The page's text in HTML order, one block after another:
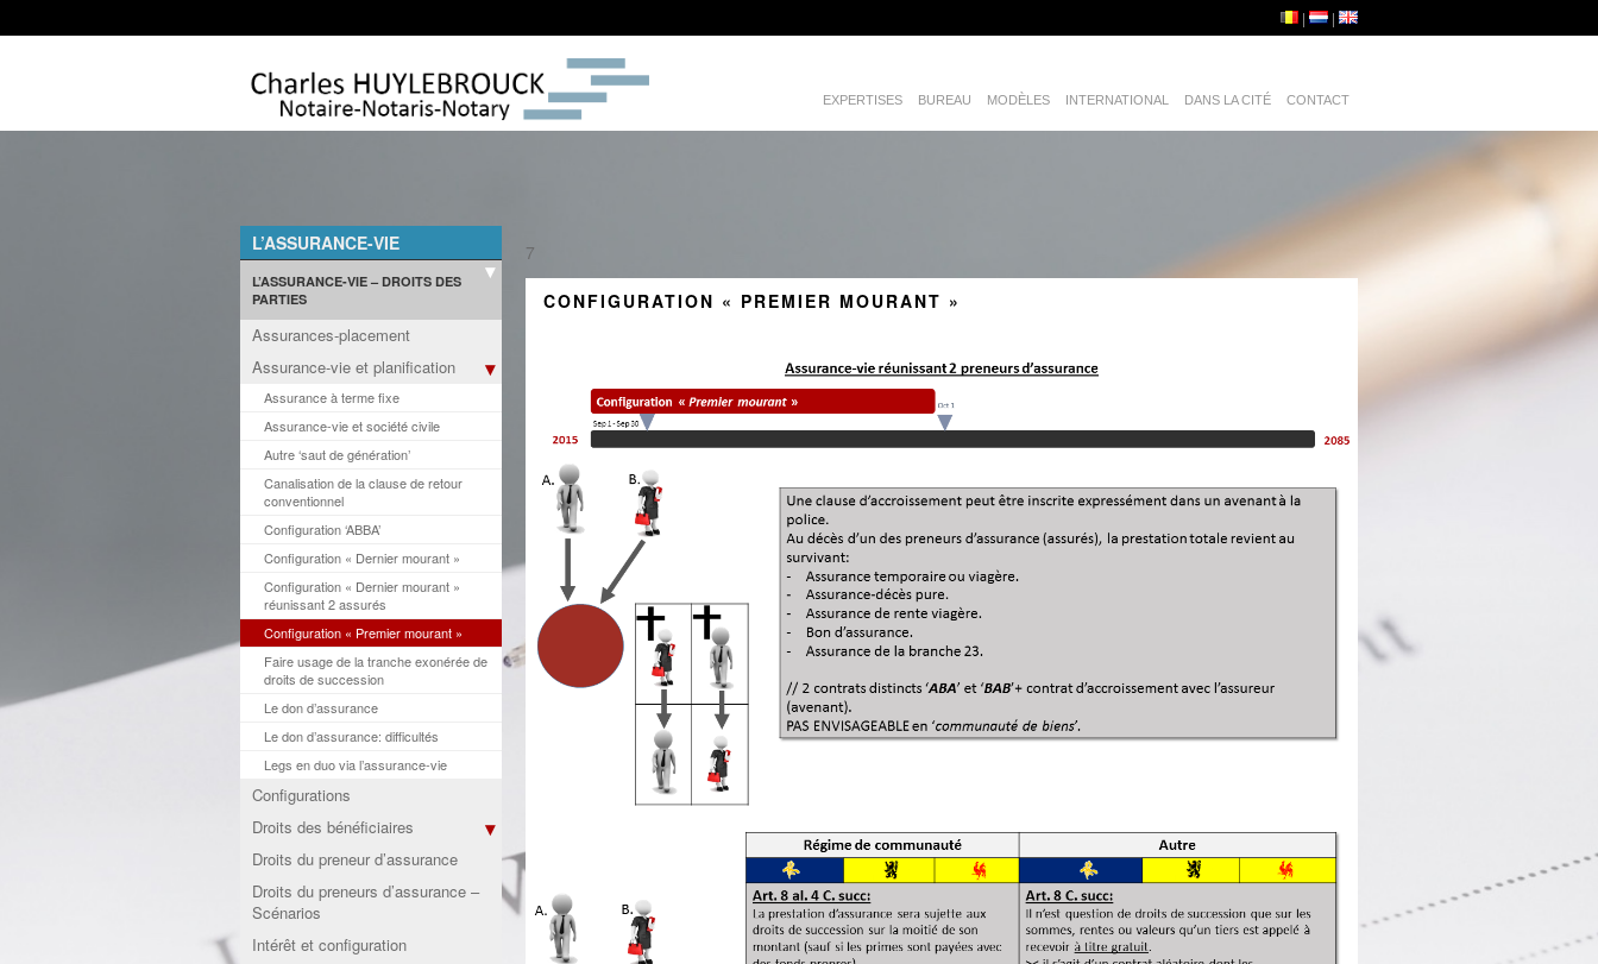
EXPERTISES BUREAU MODÈLES INTERNATIONAL DANS LA CITÉ CONTACT
7
CONFIGURATION « PREMIER MOURANT »
L’ASSURANCE-VIE
L’ASSURANCE-VIE – DROITS DES
PARTIES
Assurances-placement
Assurance-vie et planification
Assurance à terme fixe
Assurance-vie et société civile
Autre ‘saut de génération’
Canalisation de la clause de retour
conventionnel
Configuration ‘ABBA’
Configuration « Dernier mourant »
Configuration « Dernier mourant »
réunissant 2 assurés
Configuration « Premier mourant »
Faire usage de la tranche exonérée de
droits de succession
Le don d’assurance
Le don d’assurance: difficultés
Legs en duo via l’assurance-vie
Configurations
Droits des bénéficiaires
Droits du preneur d’assurance
Droits du preneurs d’assurance –
Scénarios
Intérêt et configuration